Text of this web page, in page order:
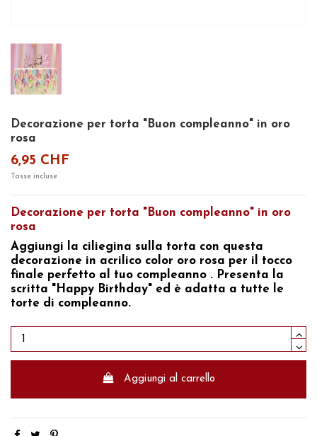
Decorazione per torta "Buon compleanno" in oro
rosa
6,95 CHF
Tasse incluse
Decorazione per torta "Buon compleanno" in oro
rosa
Aggiungi la ciliegina sulla torta con questa
decorazione in acrilico color oro rosa per il tocco
finale perfetto al tuo compleanno . Presenta la
scritta "Happy Birthday" ed è adatta a tutte
le
torte di compleanno.
Aggiungi al carrello